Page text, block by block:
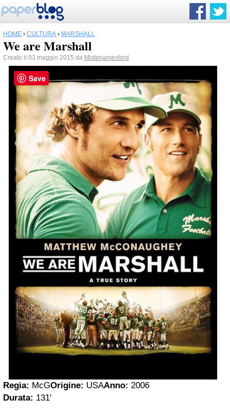
HOME › CULTURA › MARSHALL
We are Marshall
Creato il 03 maggio 2015 da Misterjamesford
Regia: McGOrigine: USAAnno: 2006
Durata: 131'
Save